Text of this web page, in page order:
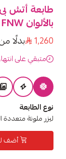
طابعة أتش
بالألوان HP Color Laser MFP 179 FNW
1,260 بدلًا
متبقي على
نوع الطابعة
ليزر ملونة
أضف للسلة